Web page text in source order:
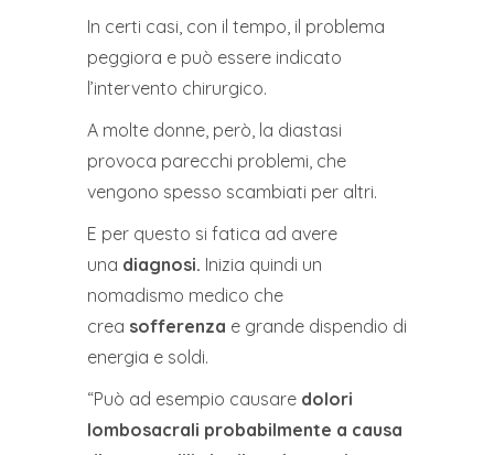
In certi casi, con il tempo, il problema
peggiora e può essere indicato
l’intervento chirurgico.
A molte donne, però, la diastasi
provoca parecchi problemi, che
vengono spesso scambiati per altri.
E per questo si fatica ad avere
una diagnosi. Inizia quindi un
nomadismo medico che
crea sofferenza e grande dispendio di
energia e soldi.
“Può ad esempio causare dolori
lombosacrali probabilmente a causa